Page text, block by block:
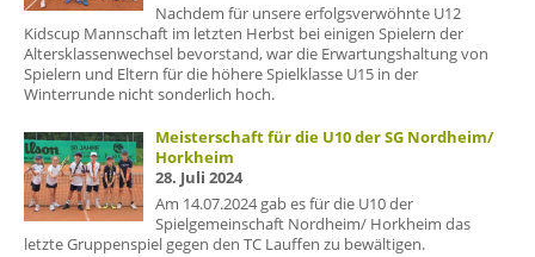
Nachdem für unsere erfolgsverwöhnte U12
Kidscup Mannschaft im letzten Herbst bei einigen Spielern der
Altersklassenwechsel bevorstand, war die Erwartungshaltung von
Spielern und Eltern für die höhere Spielklasse U15 in der
Winterrunde nicht sonderlich hoch.
Meisterschaft für die U10 der SG Nordheim/
Horkheim
28. Juli 2024
Am 14.07.2024 gab es für die U10 der
Spielgemeinschaft Nordheim/ Horkheim das
letzte Gruppenspiel gegen den TC Lauffen zu bewältigen.